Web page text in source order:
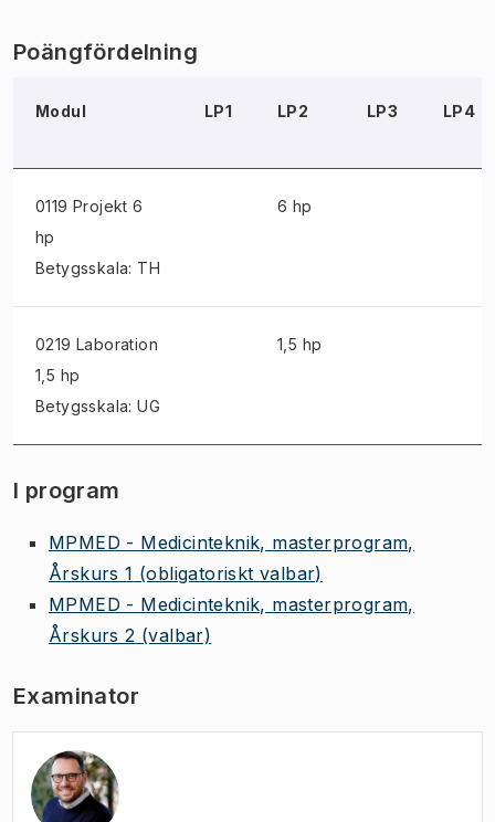
Poängfördelning
Modul LP1 LP2 LP3 LP4
0119 Projekt 6
hp
Betygsskala: TH
6 hp
0219 Laboration
1,5 hp
Betygsskala: UG
1,5 hp
I program
MPMED - Medicinteknik, masterprogram,
Årskurs 1 (obligatoriskt valbar)
MPMED - Medicinteknik, masterprogram,
Årskurs 2 (valbar)
Examinator